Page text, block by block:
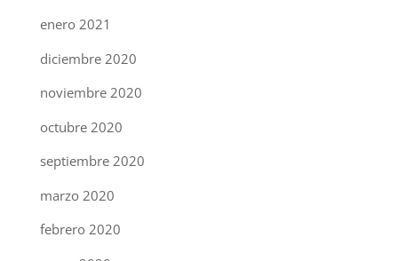
enero 2021
diciembre 2020
noviembre 2020
octubre 2020
septiembre 2020
marzo 2020
febrero 2020